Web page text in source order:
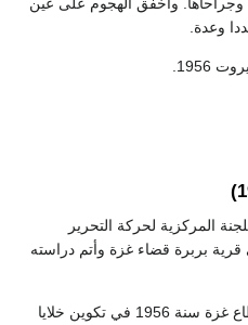
وجراحاها. وأخفق الهجوم على عين
وعدة.
المركزية لحركة التحرير
بربرة قضاء غزة وأتم دراسته
اشترك أثناء الاحتلال الصهيوني لقطاع غزة سنة 1956 في تكوين خلايا